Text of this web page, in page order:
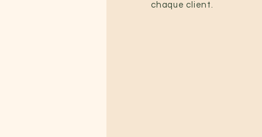
chaque client.